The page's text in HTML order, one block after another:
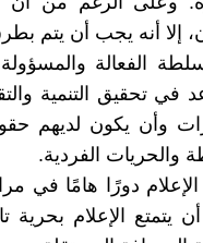
إلا أنه يجب أن يتم
الفعالة
في تحقيق التنمية
وأن يكون لديهم
والحريات الفردية.
دورًا هامًا في
يتمتع الإعلام بحرية